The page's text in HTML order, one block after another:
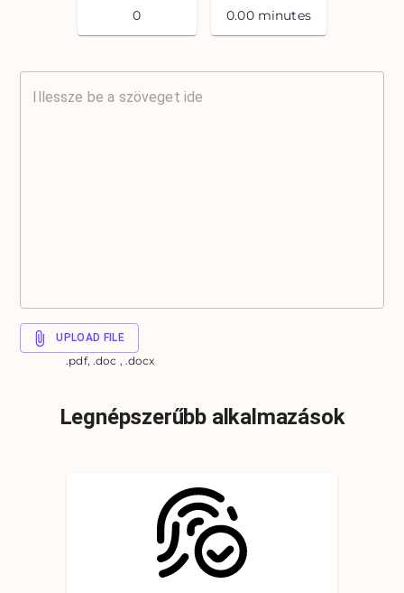
0 0.00 minutes
UPLOAD FILE
.pdf, .doc , .docx
Legnépszerűbb alkalmazások